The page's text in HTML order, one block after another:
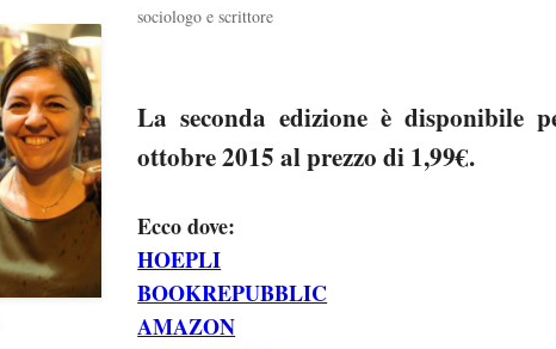
sociologo e scrittore
La seconda edizione è disponibile
ottobre 2015 al prezzo di 1,99€.
Ecco dove:
HOEPLI
BOOKREPUBBLIC
AMAZON